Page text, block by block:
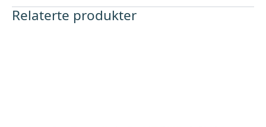
Relaterte produkter